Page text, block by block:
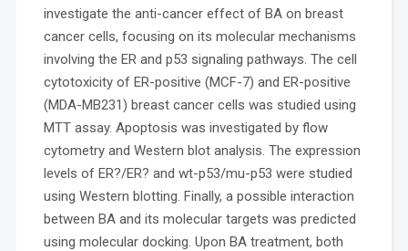
investigate the anti-cancer effect of BA on breast
cancer cells, focusing on its molecular mechanisms
involving the ER and p53 signaling pathways. The cell
cytotoxicity of ER-positive (MCF-7) and ER-positive
(MDA-MB231) breast cancer cells was studied using
MTT assay. Apoptosis was investigated by flow
cytometry and Western blot analysis. The expression
levels of ER?/ER? and wt-p53/mu-p53 were studied
using Western blotting. Finally, a possible interaction
between BA and its molecular targets was predicted
using molecular docking. Upon BA treatment, both